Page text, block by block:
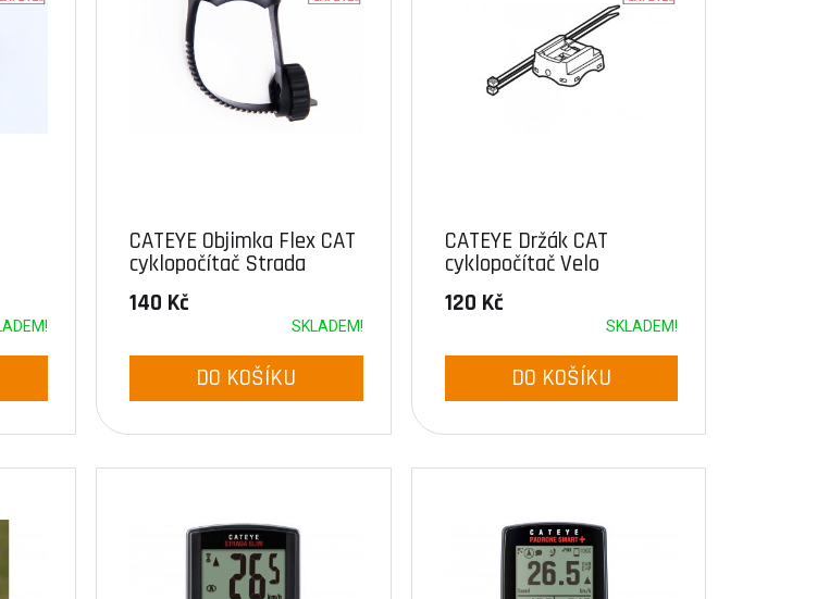
CATEYE Objimka Flex CAT
cyklopočítač Strada
140 Kč
SKLADEM!
DO KOŠÍKU
CATEYE Držák CAT
cyklopočítač Velo
Wireless
120 Kč
SKLADEM!
DO KOŠÍKU